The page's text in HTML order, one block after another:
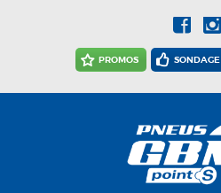
PROMOS SONDAGE
ACCUEIL
ACTUALITÉS